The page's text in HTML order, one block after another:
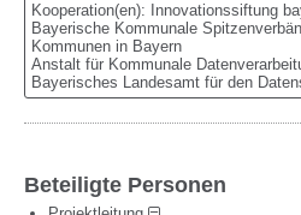
Kooperation(en): Innovationssiftung
Bayerische Kommunale
Kommunen in Bayern
Anstalt für Kommunale
Bayerisches Landesamt für den
Beteiligte Personen